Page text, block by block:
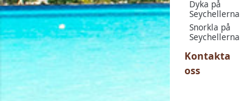
Dyka på
Seychellerna
Snorkla på
Seychellerna
Kontakta
oss